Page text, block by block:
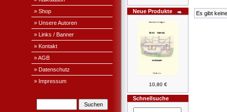
» Shop
» Unsere Autoren
» Links / Banner
» Kontakt
» AGB
» Datenschutz
» Impressum
Neue Produkte
10,80 €
Schnellsuche
Es gibt